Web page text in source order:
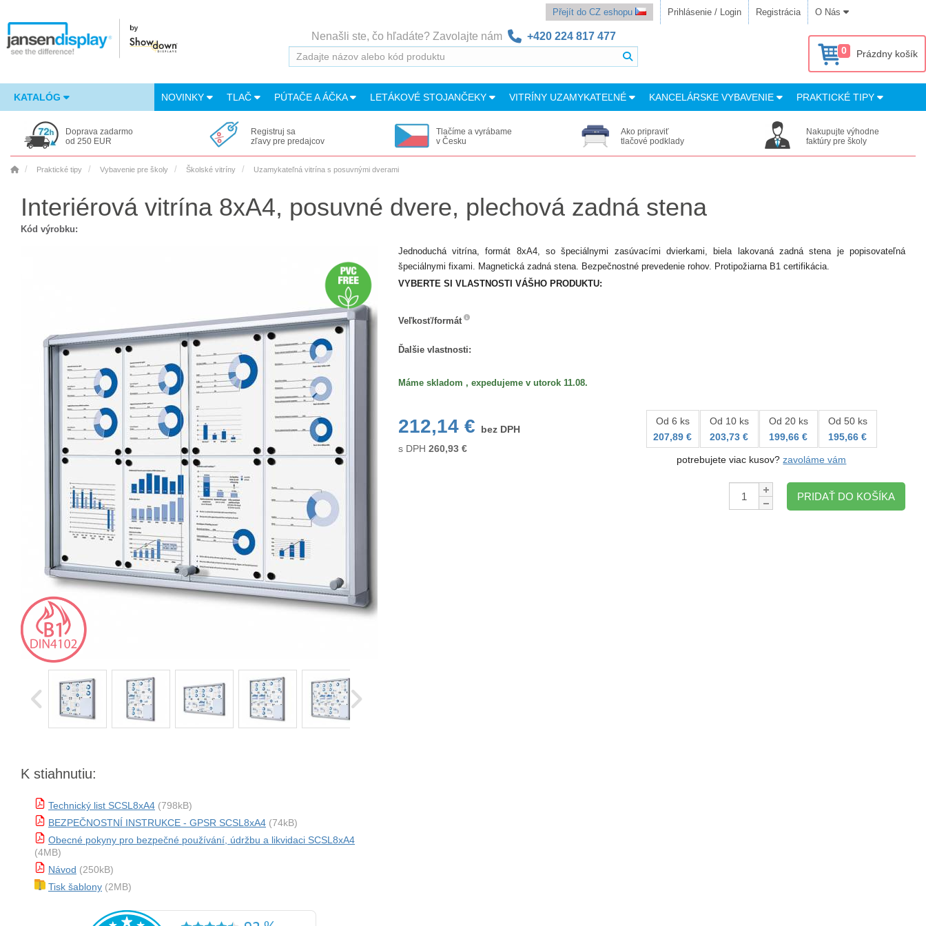
Přejít do CZ eshopu Prihlásenie / Login Registrácia O Nás
Nenašli ste, čo hľadáte? Zavolajte nám +420 224 817 477
0 Prázdny košík
KATALÓG NOVINKY TLAČ PÚTAČE A ÁČKA LETÁKOVÉ STOJANČEKY VITRÍNY UZAMYKATEĽNÉ KANCELÁRSKE VYBAVENIE PRAKTICKÉ TIPY
Doprava zadarmo
od 250 EUR
Registruj sa
zľavy pre predajcov
Tlačíme a vyrábame
v Česku
Ako pripraviť
tlačové podklady
Nakupujte výhodne
faktúry pre školy
Praktické tipy Vybavenie pre školy Školské vitríny Uzamykateľná vitrína s posuvnými dverami
Interiérová vitrína 8xA4, posuvné dvere, plechová zadná stena
Kód výrobku:
K stiahnutiu:
Technický list SCSL8xA4 (798kB)
BEZPEČNOSTNÍ INSTRUKCE - GPSR SCSL8xA4 (74kB)
Obecné pokyny pro bezpečné používání, údržbu a likvidaci SCSL8xA4
(4MB)
Návod (250kB)
Tisk šablony (2MB)
Jednoduchá vitrína, formát 8xA4, so špeciálnymi zasúvacími dvierkami, biela lakovaná zadná stena je popisovateľná
špeciálnymi fixami. Magnetická zadná stena. Bezpečnostné prevedenie rohov. Protipožiarna B1 certifikácia.
VYBERTE SI VLASTNOSTI VÁŠHO PRODUKTU:
Veľkosť/formát
Ďalšie vlastnosti:
Máme skladom , expedujeme v utorok 11.08.
212,14 €
bez DPH
s DPH 260,93€
Od 6 ks
207,89 €
Od 10 ks
203,73 €
Od 20 ks
199,66 €
Od 50 ks
195,66 €
potrebujete viac kusov?zavoláme vám
Množstvo:
PRIDAŤ DO KOŠÍKA